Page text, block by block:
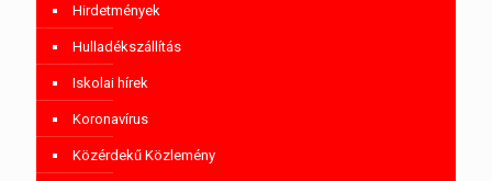
Hirdetmények
Hulladékszállítás
Iskolai hírek
Koronavírus
Közérdekű Közlemény